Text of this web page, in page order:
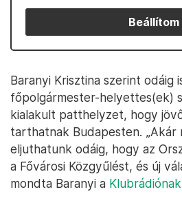
Beállítom
Baranyi Krisztina szerint odáig
főpolgármester-helyettes(ek)
kialakult patthelyzet, hogy
tarthatnak Budapesten. „Akár
eljuthatunk odáig, hogy az
a Fővárosi Közgyűlést, és új
mondta Baranyi a Klubrádiónak